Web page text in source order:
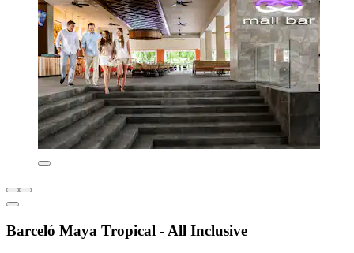
Barceló Maya Tropical - All Inclusive